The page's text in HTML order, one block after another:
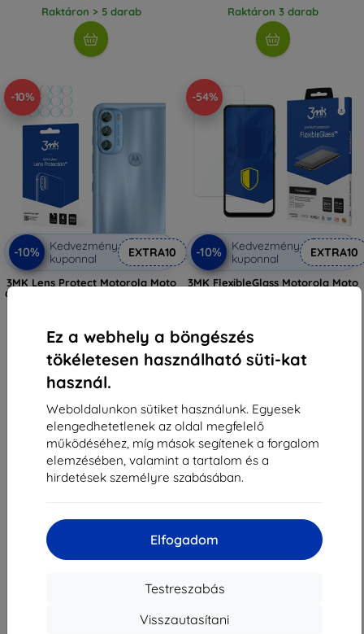
Ez a webhely a böngészés
tökéletesen használható süti-kat
használ.
Weboldalunkon sütiket használunk. Egyesek
elengedhetetlenek az oldal megfelelő
működéséhez, míg mások segítenek a forgalom
elemzésében, valamint a tartalom és a
hirdetések személyre szabásában.
Elfogadom
Testreszabás
Visszautasítani
Raktáron > 5 darab Raktáron 3 darab
-10%
-10%
Kedvezmény
kuponnal
EXTRA10
3MK Lens Protect Motorola Moto
G71 5G kameralencse-védelem, 4
2 961 Ft
Raktáron > 5 darab
-54%
-10%
Kedvezmény
kuponnal
EXTRA10
3MK FlexibleGlass Motorola Moto
1 881 Ft
Utolsó darab raktáron
Összes találat6.